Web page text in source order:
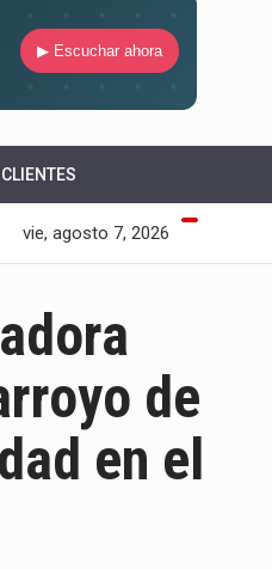
▶ Escuchar ahora
CLIENTES
vie, agosto 7, 2026
de
en el